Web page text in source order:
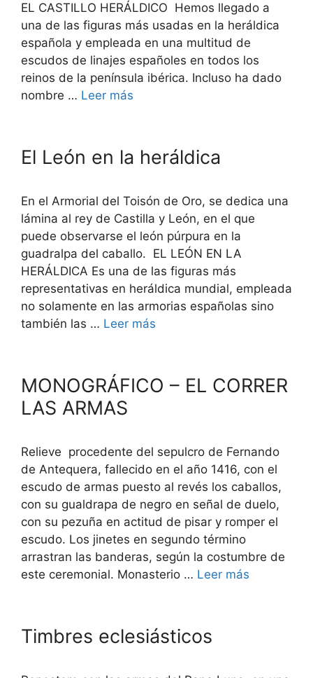
EL CASTILLO HERÁLDICO Hemos llegado a
una de las figuras más usadas en la heráldica
española y empleada en una multitud de
escudos de linajes españoles en todos los
reinos de la península ibérica. Incluso ha dado
nombre … Leer más
El León en la heráldica
En el Armorial del Toisón de Oro, se dedica una
lámina al rey de Castilla y León, en el que
puede observarse el león púrpura en la
guadralpa del caballo. EL LEÓN EN LA
HERÁLDICA Es una de las figuras más
representativas en heráldica mundial, empleada
no solamente en las armorias españolas sino
también las … Leer más
MONOGRÁFICO – EL CORRER
LAS ARMAS
Relieve procedente del sepulcro de Fernando
de Antequera, fallecido en el año 1416, con el
escudo de armas puesto al revés los caballos,
con su gualdrapa de negro en señal de duelo,
con su pezuña en actitud de pisar y romper el
escudo. Los jinetes en segundo término
arrastran las banderas, según la costumbre de
este ceremonial. Monasterio … Leer más
Timbres eclesiásticos